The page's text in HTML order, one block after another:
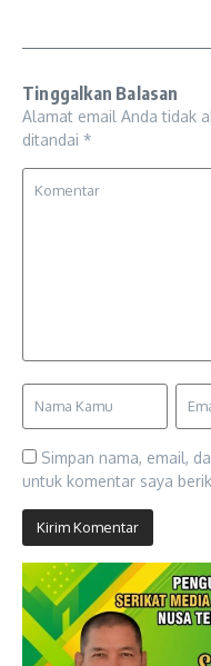
Tinggalkan Balasan
Alamat email Anda tidak
ditandai *
Simpan nama, email,
untuk komentar saya